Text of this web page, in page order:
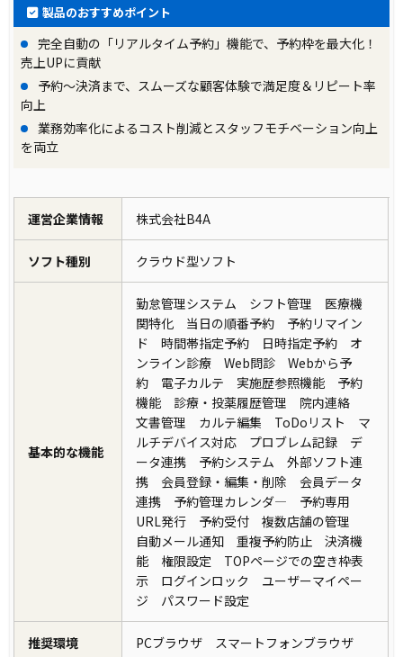
製品のおすすめポイント
完全自動の「リアルタイム予約」機能で、予約枠を最大化！
売上UPに貢献
予約～決済まで、スムーズな顧客体験で満足度＆リピート率
向上
業務効率化によるコスト削減とスタッフモチベーション向上
を両立
運営企業情報 株式会社B4A
ソフト種別 クラウド型ソフト
基本的な機能
勤怠管理システム シフト管理 医療機
関特化 当日の順番予約 予約リマイン
ド 時間帯指定予約 日時指定予約 オ
ンライン診療 Web問診 Webから予
約 電子カルテ 実施歴参照機能 予約
機能 診療・投薬履歴管理 院内連絡
文書管理 カルテ編集 ToDoリスト マ
ルチデバイス対応 プロブレム記録 デ
ータ連携 予約システム 外部ソフト連
携 会員登録・編集・削除 会員データ
連携 予約管理カレンダ― 予約専用
URL発行 予約受付 複数店舗の管理
自動メール通知 重複予約防止 決済機
能 権限設定 TOPページでの空き枠表
示 ログインロック ユーザーマイペー
ジ パスワード設定
推奨環境 PCブラウザ スマートフォンブラウザ